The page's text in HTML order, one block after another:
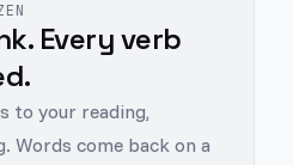
Every verb
to your reading,
Words come back on a